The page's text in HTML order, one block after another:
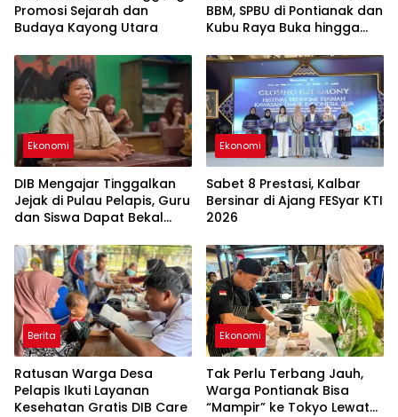
Promosi Sejarah dan
Budaya Kayong Utara
BBM, SPBU di Pontianak dan
Kubu Raya Buka hingga
Antrean
Ekonomi
DIB Mengajar Tinggalkan
Jejak di Pulau Pelapis, Guru
dan Siswa Dapat Bekal
Ekonomi
Sabet 8 Prestasi, Kalbar
Bersinar di Ajang FESyar KTI
2026
Berita
Ratusan Warga Desa
Pelapis Ikuti Layanan
Kesehatan Gratis DIB Care
Ekonomi
Tak Perlu Terbang Jauh,
Warga Pontianak Bisa
“Mampir” ke Tokyo Lewat